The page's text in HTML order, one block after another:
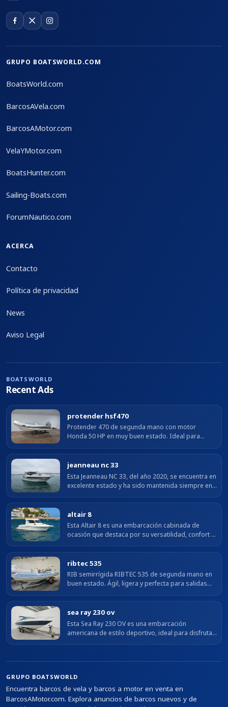
GRUPO BOATSWORLD.COM
BoatsWorld.com
BarcosAVela.com
BarcosAMotor.com
VelaYMotor.com
BoatsHunter.com
Sailing-Boats.com
ForumNautico.com
ACERCA
Contacto
Política de privacidad
News
Aviso Legal
BOATSWORLD
Recent Ads
protender hsf470
Protender 470 de segunda mano con motor
Honda 50 HP en muy buen estado. Ideal para
jeanneau nc 33
Esta Jeanneau NC 33, del año 2020, se encuentra en
excelente estado y ha sido mantenida siempre en
Penta D3 de 220 HP cada uno y...
altair 8
Esta Altair 8 es una embarcación cabinada de
ocasión que destaca por su versatilidad, confort y
Equipada con un motor Volvo Penta D4 con...
ribtec 535
RIB semirrígida RIBTEC 535 de segunda mano en
buen estado. Ágil, ligera y perfecta para salidas
sea ray 230 ov
Esta Sea Ray 230 OV es una embarcación
americana de estilo deportivo, ideal para disfrutar
GRUPO BOATSWORLD
Encuentra barcos de vela y barcos a motor en venta en
BarcosAMotor.com. Explora anuncios de barcos nuevos y de